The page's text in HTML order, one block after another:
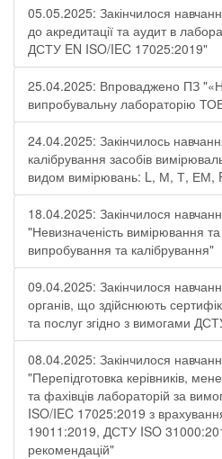
05.05.2025: Закінчилося
до акредитації та аудит в
ДСТУ EN ISO/IEC 17025:2019"
25.04.2025: Впроваджено ПЗ
випробувальну лабораторію
24.04.2025: Закінчилось
калібрування засобів
видом вимірювань: L, М, Т, ЕМ,
18.04.2025: Закінчилося
"Невизначеність вимірювання
випробування та калібрування"
09.04.2025: Закінчилося
органів, що здійснюють
та послуг згідно з вимогами
08.04.2025: Закінчилося
"Перепідготовка керівників,
та фахівців лабораторій за
ISO/IEC 17025:2019 з
19011:2019, ДСТУ ISO
рекомендацій"